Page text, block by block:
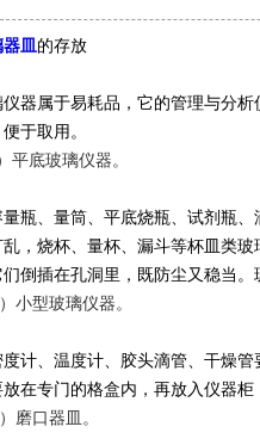
器皿的存放
仪器属于易耗品，它的管理与分
于取用。
平底玻璃仪器。
量瓶、量筒、平底烧瓶、试剂瓶
乱，烧杯、量杯、漏斗等杯皿类
们倒插在孔洞里，既防尘又稳当
）小型玻璃仪器。
度计、温度计、胶头滴管、干燥
放在专门的格盒内，再放入仪器
）磨口器皿。